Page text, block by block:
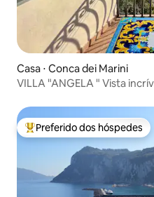
Casa ⋅ Conca dei Marini
VILLA "ANGELA " Vista
Entre os melhores
Preferido dos hóspedes